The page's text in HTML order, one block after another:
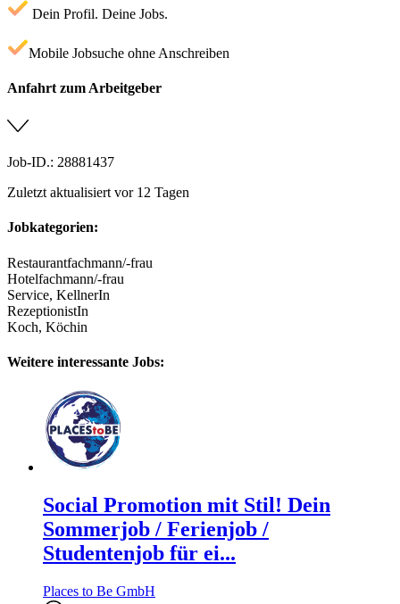
Dein Profil. Deine Jobs.
Mobile Jobsuche ohne Anschreiben
Anfahrt zum Arbeitgeber
Job-ID.: 28881437
Zuletzt aktualisiert vor 12 Tagen
Jobkategorien:
Restaurantfachmann/-frau
Hotelfachmann/-frau
Service, KellnerIn
RezeptionistIn
Koch, Köchin
Weitere interessante Jobs:
Social Promotion mit Stil! Dein
Sommerjob / Ferienjob /
Studentenjob für ei...
Places to Be GmbH